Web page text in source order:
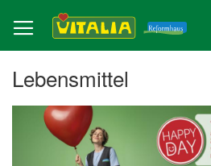
zum
Inhalt
Lebensmittel